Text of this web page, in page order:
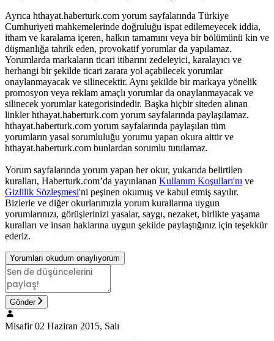
Ayrıca hthayat.haberturk.com yorum sayfalarında Türkiye
Cumhuriyeti mahkemelerinde doğruluğu ispat edilemeyecek iddia,
itham ve karalama içeren, halkın tamamını veya bir bölümünü kin ve
düşmanlığa tahrik eden, provokatif yorumlar da yapılamaz.
Yorumlarda markaların ticari itibarını zedeleyici, karalayıcı ve
herhangi bir şekilde ticari zarara yol açabilecek yorumlar
onaylanmayacak ve silinecektir. Aynı şekilde bir markaya yönelik
promosyon veya reklam amaçlı yorumlar da onaylanmayacak ve
silinecek yorumlar kategorisindedir. Başka hiçbir siteden alınan
linkler hthayat.haberturk.com yorum sayfalarında paylaşılamaz.
hthayat.haberturk.com yorum sayfalarında paylaşılan tüm
yorumların yasal sorumluluğu yorumu yapan okura aittir ve
hthayat.haberturk.com bunlardan sorumlu tutulamaz.
Yorum sayfalarında yorum yapan her okur, yukarıda belirtilen
kuralları, Haberturk.com’da yayınlanan Kullanım Koşulları'nı ve
Gizlilik Sözleşmesi'ni peşinen okumuş ve kabul etmiş sayılır.
Bizlerle ve diğer okurlarımızla yorum kurallarına uygun
yorumlarınızı, görüşlerinizi yasalar, saygı, nezaket, birlikte yaşama
kuralları ve insan haklarına uygun şekilde paylaştığınız için teşekkür
ederiz.
Yorumları okudum onaylıyorum
Gönder
Misafir 02 Haziran 2015, Salı